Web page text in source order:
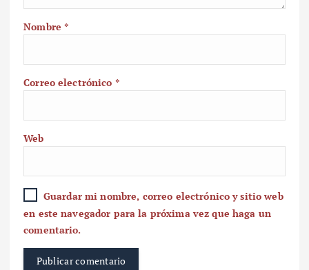
Nombre*
Correo electrónico *
Web
Guardar mi nombre, correo electrónico y sitio web
en este navegador para la próxima vez que haga un
comentario.